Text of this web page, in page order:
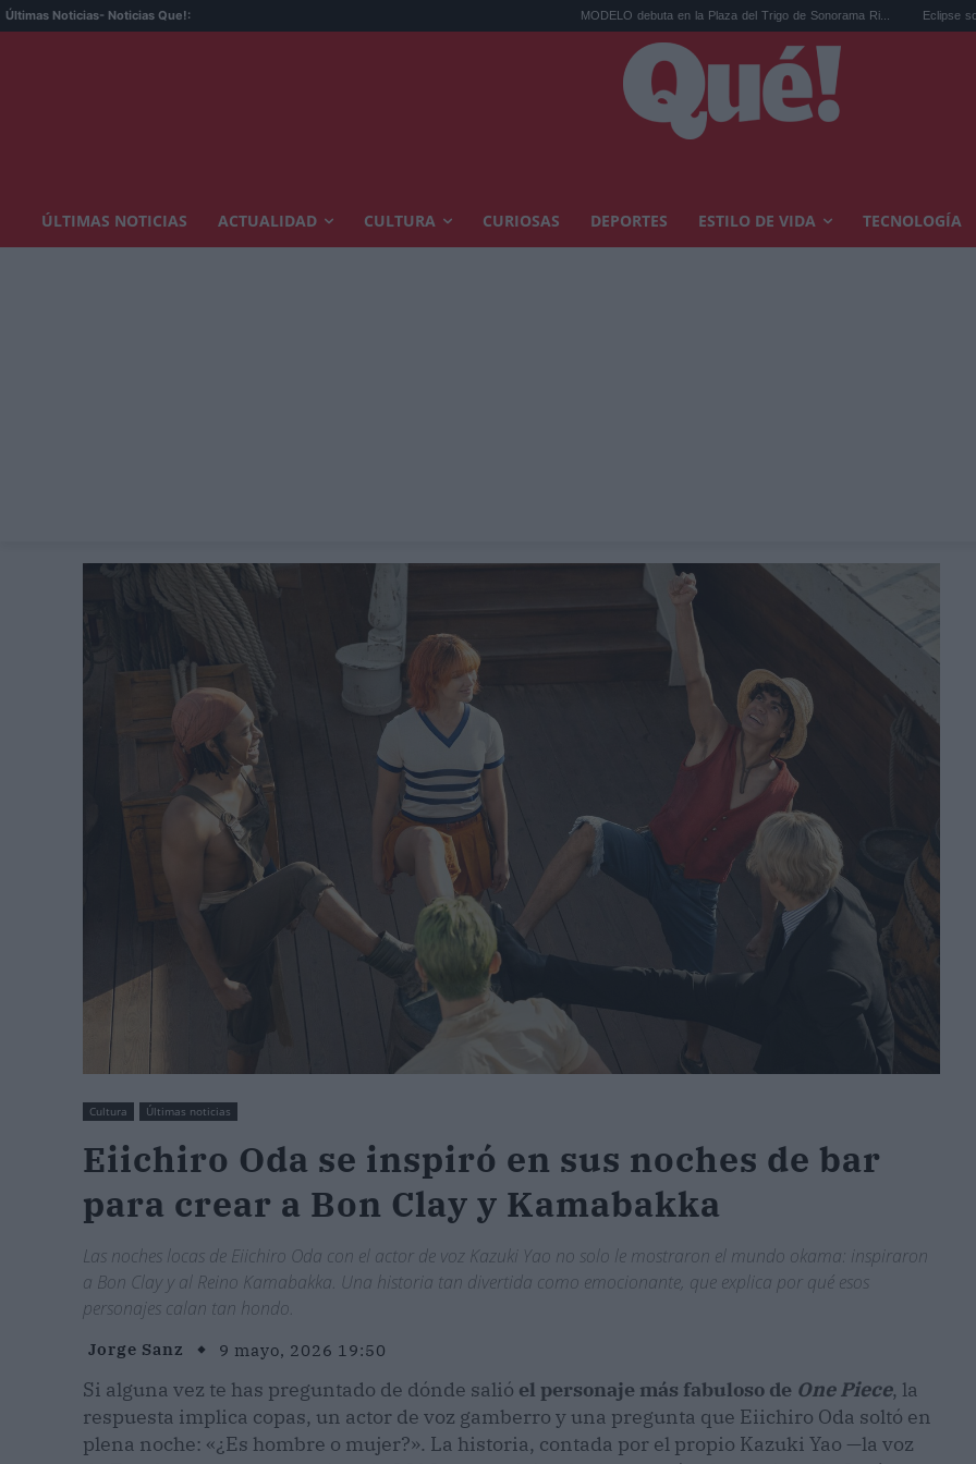
Últimas Noticias- Noticias Que!: MODELO debuta en la Plaza del Trigo de Sonorama Ri... Eclipse solar en Cariñena
ÚLTIMAS NOTICIAS ACTUALIDAD CULTURA CURIOSAS DEPORTES ESTILO DE VIDA TECNOLOGÍA
Cultura Últimas noticias
Eiichiro Oda se inspiró en sus noches de bar
para crear a Bon Clay y Kamabakka
Las noches locas de Eiichiro Oda con el actor de voz Kazuki Yao no solo le mostraron el mundo okama: inspiraron
a Bon Clay y al Reino Kamabakka. Una historia tan divertida como emocionante, que explica por qué esos
personajes calan tan hondo.
Jorge Sanz 9 mayo, 2026 19:50
Si alguna vez te has preguntado de dónde salió el personaje más fabuloso de One Piece, la
respuesta implica copas, un actor de voz gamberro y una pregunta que Eiichiro Oda soltó en
plena noche: «¿Es hombre o mujer?». La historia, contada por el propio Kazuki Yao —la voz